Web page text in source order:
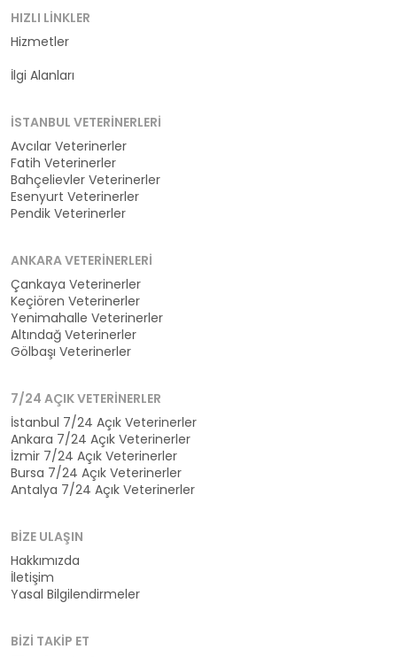
HIZLI LINKLER
Hizmetler
İlgi Alanları
İSTANBUL VETERINERLERI
Avcılar Veterinerler
Fatih Veterinerler
Bahçelievler Veterinerler
Esenyurt Veterinerler
Pendik Veterinerler
ANKARA VETERINERLERI
Çankaya Veterinerler
Keçiören Veterinerler
Yenimahalle Veterinerler
Altındağ Veterinerler
Gölbaşı Veterinerler
7/24 AÇIK VETERINERLER
İstanbul 7/24 Açık Veterinerler
Ankara 7/24 Açık Veterinerler
İzmir 7/24 Açık Veterinerler
Bursa 7/24 Açık Veterinerler
Antalya 7/24 Açık Veterinerler
BIZE ULAŞIN
Hakkımızda
İletişim
Yasal Bilgilendirmeler
BIZI TAKIP ET